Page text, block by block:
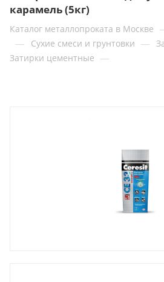
карамель (5кг)
Каталог металлопроката в Москве
— Сухие смеси и грунтовки —
Затирки цементные —